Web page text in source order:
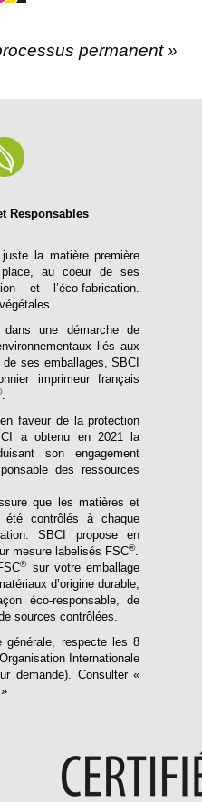
permanent »
Responsables
la matière première
place, au coeur de ses
et l’éco-fabrication.
dans une démarche de
liés aux
ses emballages, SBCI
imprimeur français
.
faveur de la protection
a obtenu en 2021 la
son engagement
des ressources
que les matières et
contrôlés à chaque
SBCI propose en
mesure labelisés FSC®.
®sur votre emballage
d’origine durable,
éco-responsable, de
sources contrôlées.
générale, respecte les 8
Internationale
demande). Consulter «